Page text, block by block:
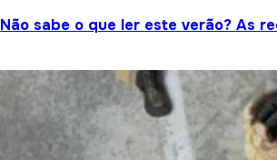
Não sabe o que ler este verão? As